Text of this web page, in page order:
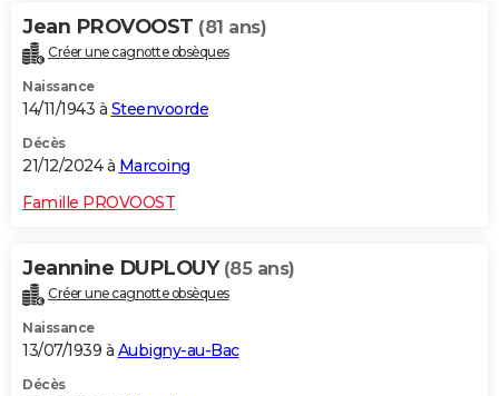
Jean PROVOOST (81 ans)
Créer une cagnotte obsèques
Naissance
14/11/1943 à Steenvoorde
Décès
21/12/2024 à Marcoing
Famille PROVOOST
Jeannine DUPLOUY (85 ans)
Créer une cagnotte obsèques
Naissance
13/07/1939 à Aubigny-au-Bac
Décès